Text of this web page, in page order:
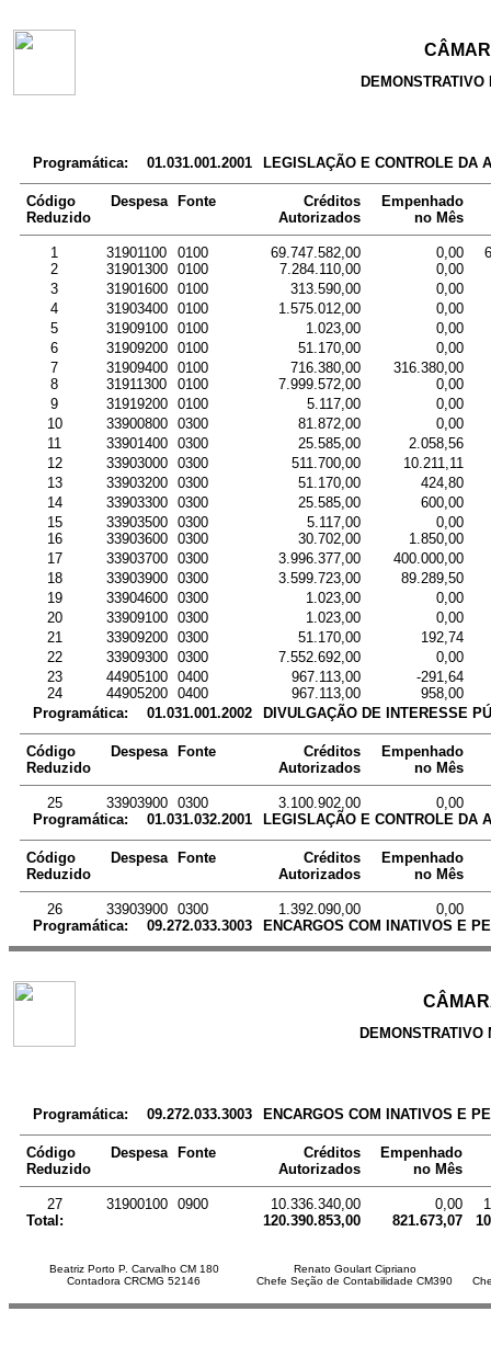
Programática: 01.031.001.2001 LEGISLAÇÃO E CONTROLE DA
Código
Reduzido
Despesa Fonte
Créditos
Autorizados
Empenhado
no Mês
1 31901100 0100 69.747.582,00 0,00
2
31901300 0100 7.284.110,00
0,00
3
31901600 0100 313.590,00
0,00
4
31903400 0100 1.575.012,00
0,00
5
31909100 0100 1.023,00
0,00
6
31909200 0100 51.170,00
0,00
7
31909400 0100 716.380,00
316.380,00
8
31911300 0100 7.999.572,00
0,00
9
31919200 0100 5.117,00
0,00
10
33900800 0300 81.872,00
0,00
11
33901400 0300 25.585,00
2.058,56
12
33903000 0300 511.700,00
10.211,11
13
33903200 0300 51.170,00
424,80
14
33903300 0300 25.585,00
600,00
15
33903500 0300 5.117,00
0,00
16
33903600 0300 30.702,00
1.850,00
17
33903700 0300 3.996.377,00
400.000,00
18
33903900 0300 3.599.723,00
89.289,50
19
33904600 0300 1.023,00
0,00
20
33909100 0300 1.023,00
0,00
21
33909200 0300 51.170,00
192,74
22
33909300 0300 7.552.692,00
0,00
23
44905100 0400 967.113,00
-291,64
24
44905200 0400 967.113,00
958,00
Programática:
01.031.001.2002 DIVULGAÇÃO DE INTERESSE
Código
Reduzido
Despesa Fonte
Créditos
Autorizados
Empenhado
no Mês
25 33903900 0300 3.100.902,00
0,00
Programática:
01.031.032.2001 LEGISLAÇÃO E CONTROLE DA
Código
Reduzido
Despesa Fonte
Créditos
Autorizados
Empenhado
no Mês
26 33903900 0300 1.392.090,00
0,00
Programática:
09.272.033.3003 ENCARGOS COM INATIVOS E
Programática: 09.272.033.3003 ENCARGOS COM INATIVOS E
Código
Reduzido
Despesa Fonte
Créditos
Autorizados
Empenhado
no Mês
27 31900100 0900 10.336.340,00 0,00
Total:
120.390.853,00 821.673,07
Beatriz Porto P. Carvalho CM 180
Renato Goulart Cipriano
Contadora CRCMG 52146
Chefe Seção de Contabilidade CM390